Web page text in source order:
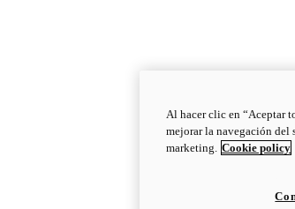
Al hacer clic en “Aceptar
mejorar la navegación del
marketing. Cookie policy